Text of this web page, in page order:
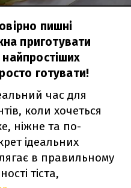
пишні
приготувати
найпростіших
готувати!
час для
коли хочеться
ніжне та по-
ідеальних
в правильному
тіста,